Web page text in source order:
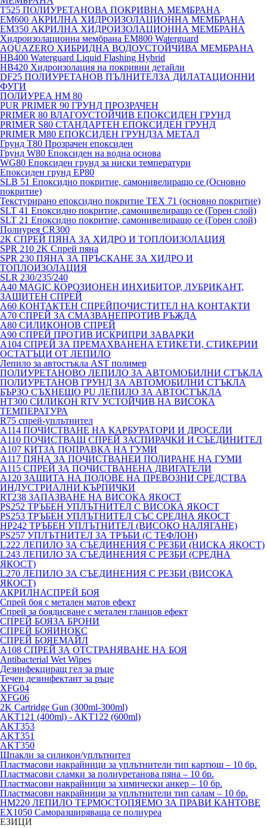
T525 ПОЛИУРЕТАНОВА ПОКРИВНА МЕМБРАНА
EM600 АКРИЛНА ХИДРОИЗОЛАЦИОННА МЕМБРАНА
EM350 АКРИЛНА ХИДРОИЗОЛАЦИОННА МЕМБРАНА
Хидроизолационна мембрана EM800 Waterguard
AQUAZERO ХИБРИДНА ВОДОУСТОЙЧИВА МЕМБРАНА
HB400 Waterguard Liquid Flashing Hybrid
HB420 Хидроизолация на покривни детайли
DF25 ПОЛИУРЕТАНОВ ПЪЛНИТЕЛЗА ДИЛАТАЦИОННИ
ФУГИ
ПОЛИУРЕА HM 80
PUR PRIMER 90 ГРУНД ПРОЗРАЧЕН
PRIMER 80 ВЛАГОУСТОЙЧИВ ЕПОКСИДЕН ГРУНД
PRIMER S80 СТАНДАРТЕН ЕПОКСИДЕН ГРУНД
PRIMER M80 ЕПОКСИДЕН ГРУНДЗА МЕТАЛ
Грунд Т80 Прозрачен епоксиден
Грунд W80 Епоксиден на водна основа
WG80 Епоксиден грунд за ниски температури
Епоксиден грунд EP80
SLB 51 Епоксидно покритие, самонивелиращо се (Основно
покритие)
Текстурирано епоксидно покритие TEX 71 (основно покритие)
SLT 41 Епоксидно покритие, самонивелиращо се (Горен слой)
SLT 21 Епоксидно покритие, самонивелиращо се (Горен слой)
Полиурея CR300
2К СПРЕЙ ПЯНА ЗА ХИДРО И ТОПЛОИЗОЛАЦИЯ
SPR 210 2K Спрей пяна
SPR 230 ПЯНА ЗА ПРЪСКАНЕ ЗА ХИДРО И
ТОПЛОИЗОЛАЦИЯ
SLR 230/235/240
A40 MAGIC КОРОЗИОНЕН ИНХИБИТОР, ЛУБРИКАНТ,
ЗАЩИТЕН СПРЕЙ
A60 КОНТАКТЕН СПРЕЙПОЧИСТИТЕЛ НА КОНТАКТИ
A70 СПРЕЙ ЗА СМАЗВАНЕПРОТИВ РЪЖДА
A80 СИЛИКОНОВ СПРЕЙ
A90 СПРЕЙ ПРОТИВ ИСКРИПРИ ЗАВАРКИ
A104 СПРЕЙ ЗА ПРЕМАХВАНЕНА ЕТИКЕТИ, СТИКЕРИИ
ОСТАТЪЦИ ОТ ЛЕПИЛО
Лепило за автостъкла AST полимер
ПОЛИУРЕТАНОВО ЛЕПИЛО ЗА АВТОМОБИЛНИ СТЪКЛА
ПОЛИУРЕТАНОВ ГРУНД ЗА АВТОМОБИЛНИ СТЪКЛА
БЪРЗО СЪХНЕЩО PU ЛЕПИЛО ЗА АВТОСТЪКЛА
HT300 СИЛИКОН RTV УСТОЙЧИВ НА ВИСОКА
ТЕМПЕРАТУРА
R75 спрей-уплътнител
A114 ПОЧИСТВАНЕ НА КАРБУРАТОРИ И ДРОСЕЛИ
A110 ПОЧИСТВАЩ СПРЕЙ ЗАСПИРАЧКИ И СЪЕДИНИТЕЛ
A107 КИТЗА ПОПРАВКА НА ГУМИ
A117 ПЯНА ЗА ПОЧИСТВАНЕИ ПОЛИРАНЕ НА ГУМИ
A115 СПРЕЙ ЗА ПОЧИСТВАНЕНА ДВИГАТЕЛИ
A120 ЗАЩИТА НА ПОДОВЕ НА ПРЕВОЗНИ СРЕДСТВА
ИНДУСТРИАЛНИ КЪРПИЧКИ
RT238 ЗАПАЗВАНЕ НА ВИСОКА ЯКОСТ
PS252 ТРЪБЕН УПЛЪТНИТЕЛ С ВИСОКА ЯКОСТ
PS253 ТРЪБЕН УПЛЪТНИТЕЛ СЪС СРЕДНА ЯКОСТ
HP242 ТРЪБЕН УПЛЪТНИТЕЛ (ВИСОКО НАЛЯГАНЕ)
PS257 УПЛЪТНИТЕЛ ЗА ТРЪБИ (С ТЕФЛОН)
L222 ЛЕПИЛО ЗА СЪЕДИНЕНИЯ С РЕЗБИ (НИСКА ЯКОСТ)
L243 ЛЕПИЛО ЗА СЪЕДИНЕНИЯ С РЕЗБИ (СРЕДНА
ЯКОСТ)
L270 ЛЕПИЛО ЗА СЪЕДИНЕНИЯ С РЕЗБИ (ВИСОКА
ЯКОСТ)
АКРИЛНАСПРЕЙ БОЯ
Спрей боя с метален матов ефект
Спрей за боядисване с метален гланцов ефект
СПРЕЙ БОЯЗА БРОНИ
СПРЕЙ БОЯИНОКС
СПРЕЙ БОЯЕМАЙЛ
A108 СПРЕЙ ЗА ОТСТРАНЯВАНЕ НА БОЯ
Antibacterial Wet Wipes
Дезинфекциращ гел за ръце
Течен дезинфектант за ръце
XFG04
XFG06
2K Cartridge Gun (300ml-300ml)
AKT121 (400ml) - AKT122 (600ml)
AKT353
AKT351
AKT350
Шпакли за силикон/уплътнител
Пластмасови накрайници за уплътнители тип картюш – 10 бр.
Пластмасови сламки за полиуретанова пяна – 10 бр.
Пластмасови накрайници за химически анкер – 10 бр.
Пластмасови накрайници за уплътнители тип салам – 10 бр.
HM220 ЛЕПИЛО ТЕРМОСТОПЯЕМО ЗА ПРАВИ КАНТОВЕ
EX1050 Саморазширяваща се полиуреа
ЕЗИЦИ